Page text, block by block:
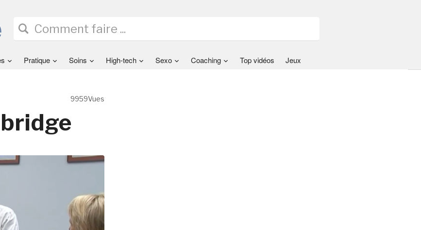
Pratique Soins High-tech Sexo Coaching Top vidéos Jeux
9959Vues